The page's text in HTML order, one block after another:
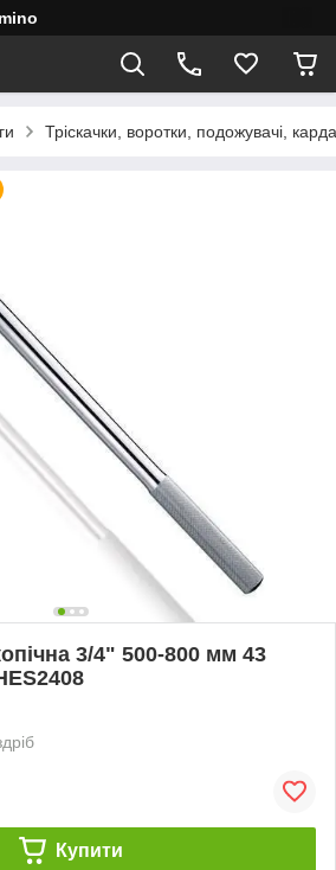
Тріскачки, воротки, подожувачі,
3/4" 500-800 мм 43
Купити